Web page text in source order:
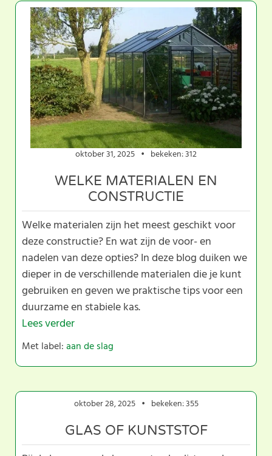
oktober 31, 2025 bekeken: 312
WELKE MATERIALEN EN
CONSTRUCTIE
Welke materialen zijn het meest geschikt voor
deze constructie? En wat zijn de voor- en
nadelen van deze opties? In deze blog duiken we
dieper in de verschillende materialen die je kunt
gebruiken en geven we praktische tips voor een
duurzame en stabiele kas.
Lees verder
Met label:aan de slag
oktober 28, 2025 bekeken: 355
GLAS OF KUNSTSTOF